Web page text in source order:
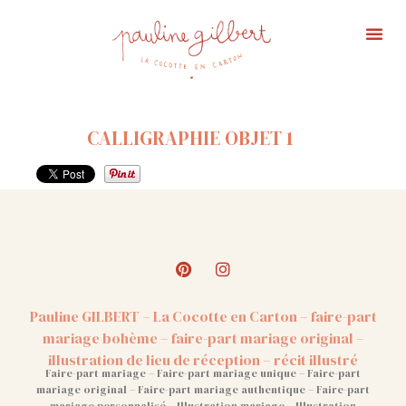
CALLIGRAPHIE OBJET 1
Pauline GILBERT – La Cocotte en Carton – faire-part
mariage bohème – faire-part mariage original –
illustration de lieu de réception – récit illustré
Faire-part mariage – Faire-part mariage unique – Faire-part
mariage original – Faire-part mariage authentique – Faire-part